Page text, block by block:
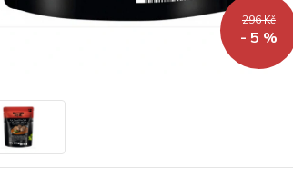
296 Kč
- 5 %